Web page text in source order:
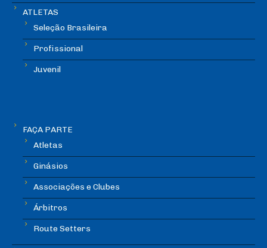
ATLETAS
Seleção Brasileira
Profissional
Juvenil
FAÇA PARTE
Atletas
Ginásios
Associações e Clubes
Árbitros
Route Setters